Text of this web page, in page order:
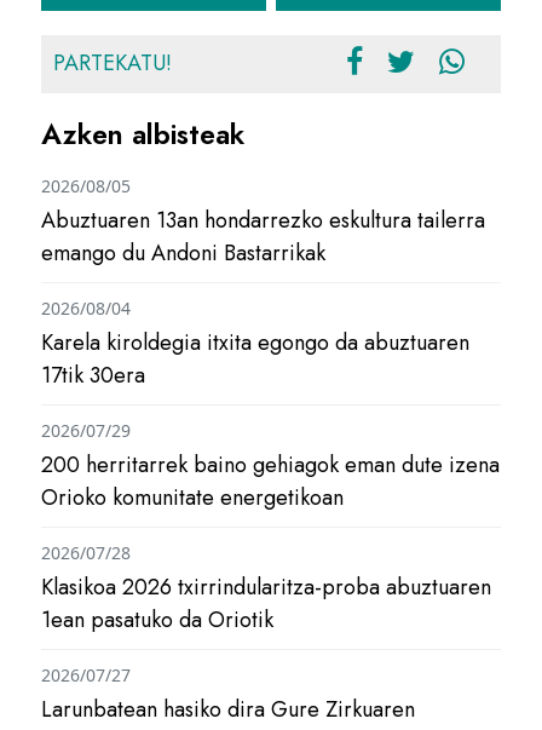
PARTEKATU!
Azken albisteak
Abuztuaren 13an hondarrezko eskultura tailerra
emango du Andoni Bastarrikak
2026/08/05
Karela kiroldegia itxita egongo da abuztuaren
17tik 30era
2026/08/04
200 herritarrek baino gehiagok eman dute izena
Orioko komunitate energetikoan
2026/07/29
Klasikoa 2026 txirrindularitza-proba abuztuaren
1ean pasatuko da Oriotik
2026/07/28
Larunbatean hasiko dira Gure Zirkuaren
2026/07/27